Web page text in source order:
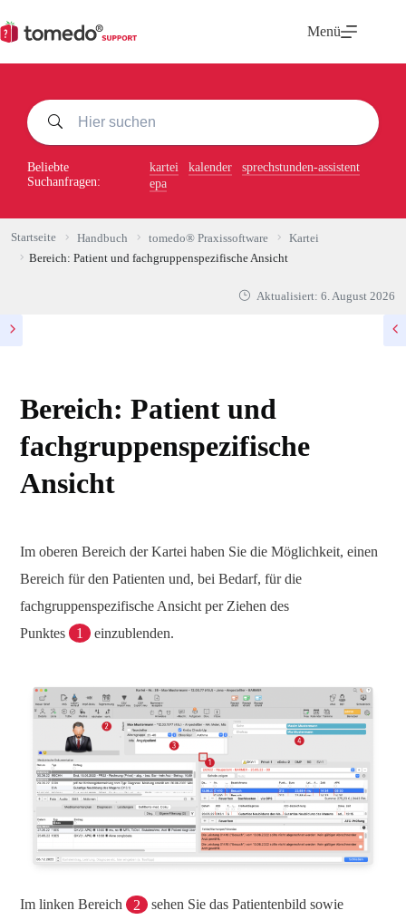
Inhalt
springen
Menü
Beliebte
Suchanfragen:
kartei kalender
sprechstunden-assistent
epa
Startseite Handbuch tomedo® Praxissoftware
Kartei
Bereich: Patient und fachgruppenspezifische Ansicht
Aktualisiert: 6. August 2026
Bereich: Patient und
fachgruppenspezifische
Ansicht
Im oberen Bereich der Kartei haben Sie die Möglichkeit, einen
Bereich für den Patienten und, bei Bedarf, für die
fachgruppenspezifische Ansicht per Ziehen des
Punktes
1 einzublenden.
Im linken Bereich 2
sehen Sie das Patientenbild sowie